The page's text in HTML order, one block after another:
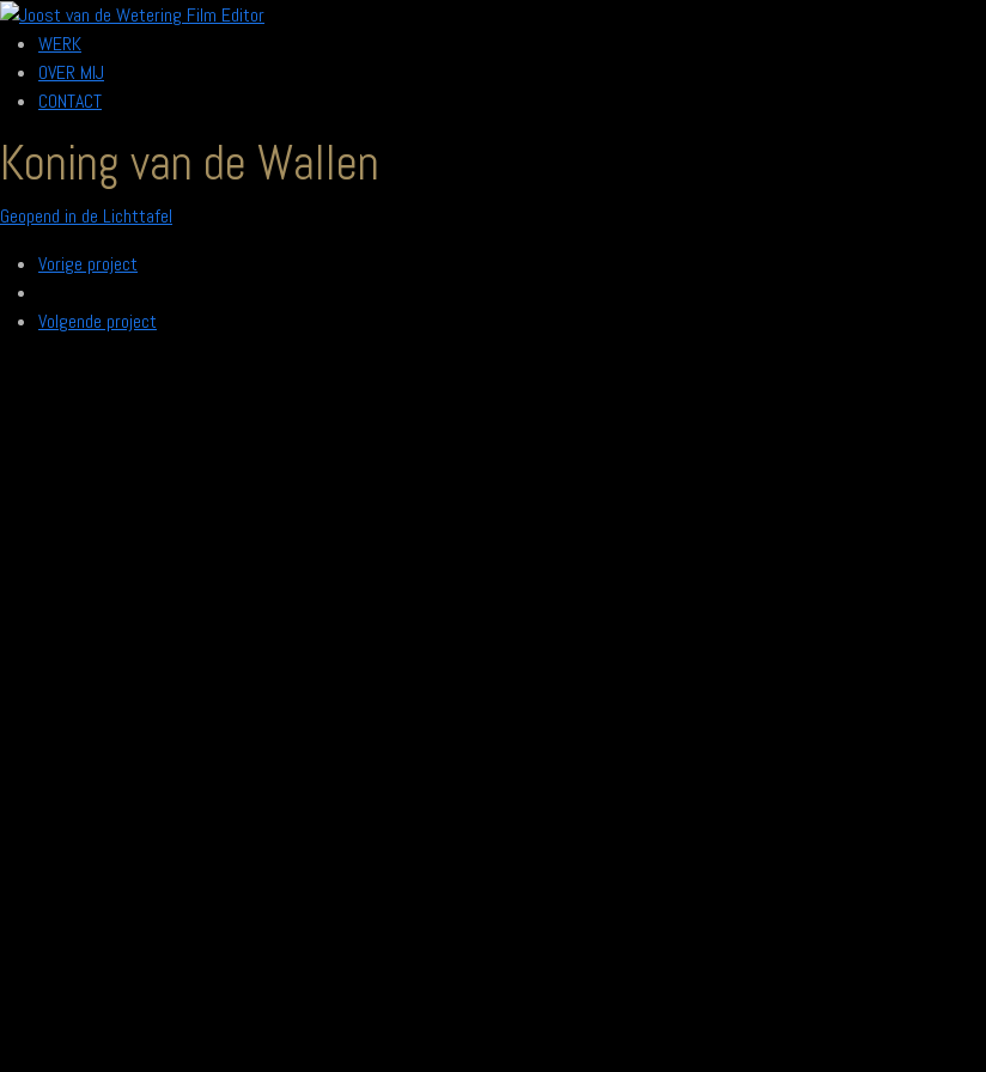
WERK
OVER MIJ
CONTACT
Koning van de Wallen
Geopend in de Lichttafel
Vorige project
Volgende project